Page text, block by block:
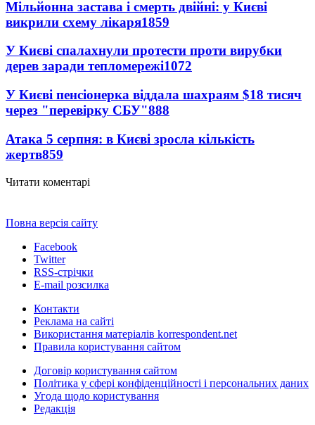
Мільйонна застава і смерть двійні: у Києві
викрили схему лікаря1859
У Києві спалахнули протести проти вирубки
дерев заради тепломережі1072
У Києві пенсіонерка віддала шахраям $18 тисяч
через "перевірку СБУ"888
Атака 5 серпня: в Києві зросла кількість
жертв859
Читати коментарі
Повна версія сайту
Facebook
Twitter
RSS-стрічки
E-mail розсилка
Контакти
Реклама на сайті
Використання матеріалів korrespondent.net
Правила користування сайтом
Договір користування сайтом
Політика у сфері конфіденційності і персональних даних
Угода щодо користування
Редакція